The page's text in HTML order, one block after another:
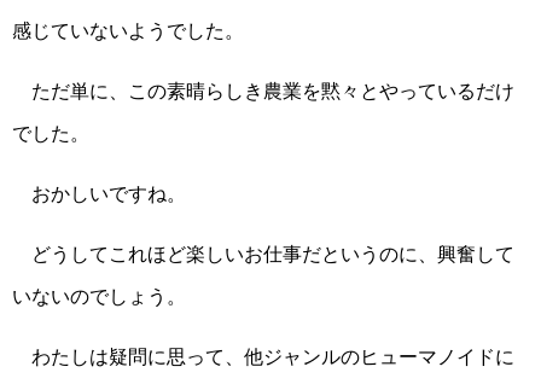
感じていないようでした。
ただ単に、この素晴らしき農業を黙々とやっているだけ
でした。
おかしいですね。
どうしてこれほど楽しいお仕事だというのに、興奮して
いないのでしょう。
わたしは疑問に思って、他ジャンルのヒューマノイドに